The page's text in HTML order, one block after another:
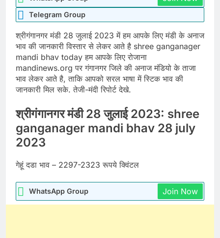
Telegram Group
श्रीगंगानगर मंडी 28 जुलाई 2023 में हम आपके लिए मंडी के अनाज
भाव की जानकारी विस्तार से लेकर आते है shree ganganager
mandi bhav today हम आपके लिए रोजाना
mandinews.org पर गंगानगर जिले की अनाज मंडियो के ताजा
भाव लेकर आते है, ताकि आपको सरल भाषा में स्टिक भाव की
जानकारी मिल सके. तेजी-मंदी रिपोर्ट देखे.
श्रीगंगानगर मंडी 28 जुलाई 2023: shree
ganganager mandi bhav 28 july
2023
गेहूं दडा भाव – 2297-2323 रूपये क्विंटल
WhatsApp Group Join Now